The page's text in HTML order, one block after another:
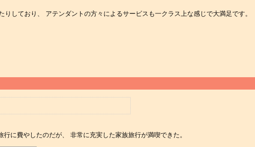
しており、 アテンダントの方々によるサービスも一クラス上な感じで大満足です。
に費やしたのだが、 非常に充実した家族旅行が満喫できた。